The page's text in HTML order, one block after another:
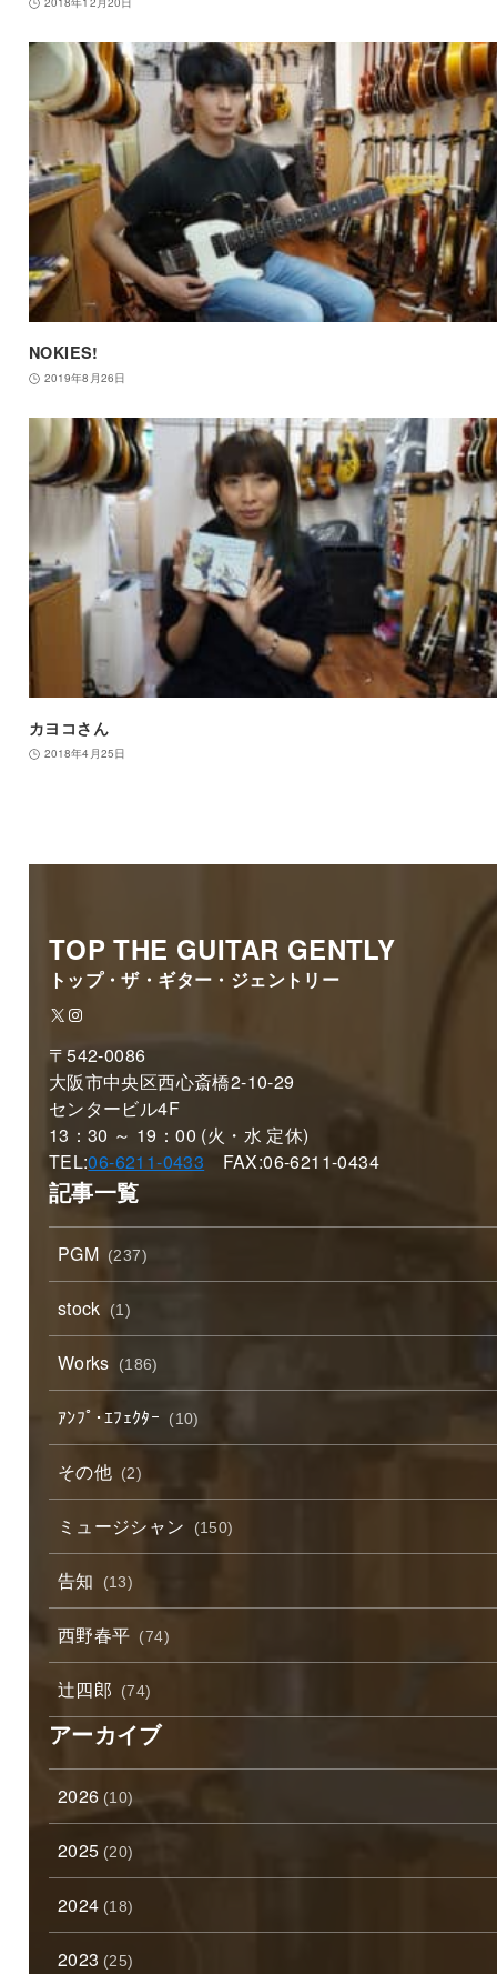
NOKIES!
2019年8月26日
カヨコさん
2018年4月25日
TOP THE GUITAR GENTLY
トップ・ザ・ギター・ジェントリー
X Instagram
〒542-0086
大阪市中央区西心斎橋2-10-29
センタービル4F
13：30 ～ 19：00 (火・水 定休)
TEL:06-6211-0433 FAX:06-6211-0434
記事一覧
PGM (237)
stock (1)
Works (186)
ｱﾝﾌﾟ･ｴﾌｪｸﾀｰ (10)
その他 (2)
ミュージシャン (150)
告知 (13)
西野春平 (74)
辻四郎 (74)
アーカイブ
2026 (10)
2025 (20)
2024 (18)
2023 (25)